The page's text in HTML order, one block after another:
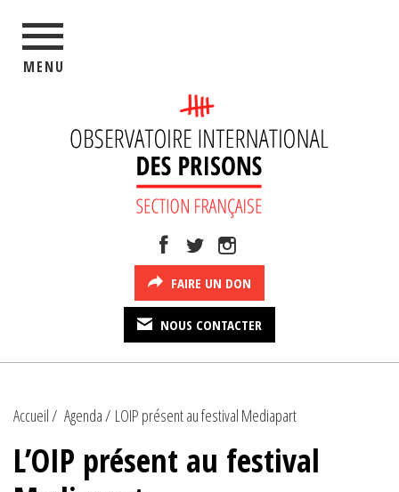
MENU
FAIRE UN DON
NOUS CONTACTER
Accueil Agenda LOIP présent au festival Mediapart
L’OIP présent au festival